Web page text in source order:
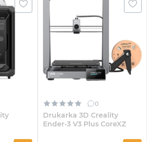
0
Drukarka 3D Creality
Ender-3 V3 Plus CoreXZ